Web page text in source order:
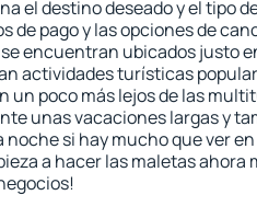
el destino deseado y el tipo
de pago y las opciones de
encuentran ubicados justo
actividades turísticas
un poco más lejos de las
unas vacaciones largas y
si hay mucho que ver en
a hacer las maletas ahora